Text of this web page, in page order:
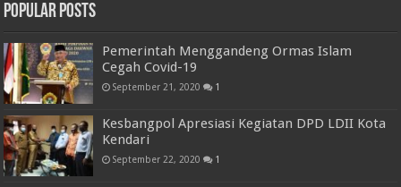
Popular Posts
Pemerintah Menggandeng Ormas Islam
Cegah Covid-19
September 21, 2020 1
Kesbangpol Apresiasi Kegiatan DPD LDII Kota
Kendari
September 22, 2020 1